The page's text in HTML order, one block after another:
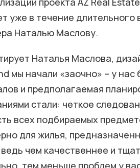
уже в течение длительного
Наталью Маслову.
Наталья Маслова,
мы начали «заочно» – у
и предполагаемая
стали: четкое
всех подбираемых
для жилья,
чем качественнее и
тем меньше проблем у